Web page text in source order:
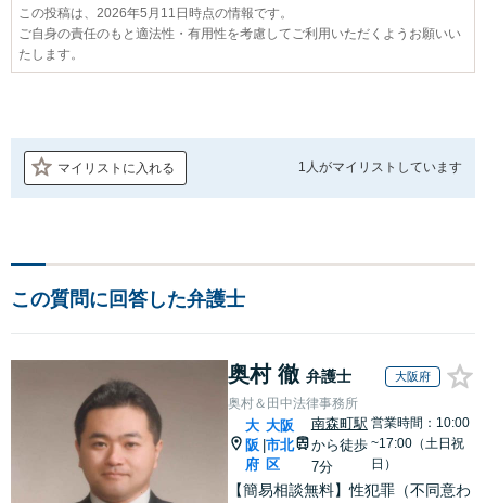
この投稿は、2026年5月11日時点の情報です。
ご自身の責任のもと適法性・有用性を考慮してご利用いただくようお願いい
たします。
マイリストに入れる 1人がマイリストしています
この質問に回答した弁護士
奥村 徹 弁護士 大阪府
奥村＆田中法律事務所
大
阪
府
大阪
市北
区
南森町駅
から徒歩
7分
営業時間：10:00
~17:00（土日祝
日）
【簡易相談無料】性犯罪（不同意わ